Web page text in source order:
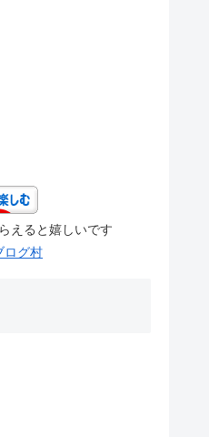
えると嬉しいです
ログ村